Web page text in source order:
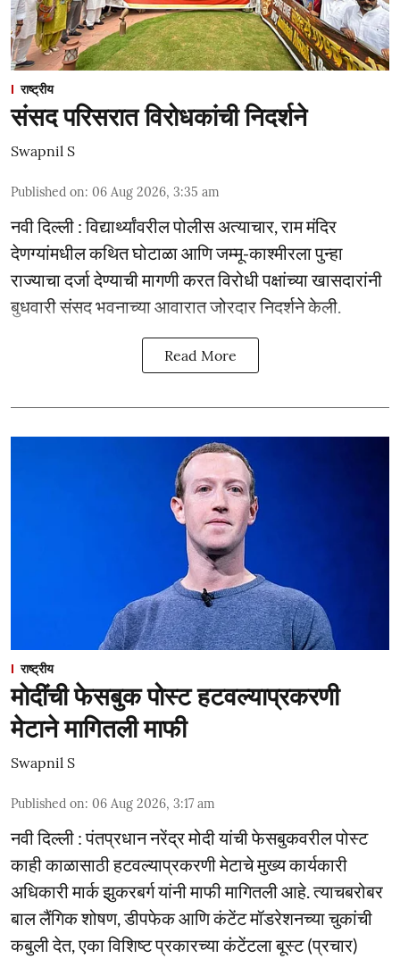
राष्ट्रीय
संसद परिसरात विरोधकांची निदर्शने
Swapnil S
Published on: 06 Aug 2026, 3:35 am
नवी दिल्ली : विद्यार्थ्यांवरील पोलीस अत्याचार, राम मंदिर
देणग्यांमधील कथित घोटाळा आणि जम्मू-काश्मीरला पुन्हा
राज्याचा दर्जा देण्याची मागणी करत विरोधी पक्षांच्या खासदारांनी
बुधवारी संसद भवनाच्या आवारात जोरदार निदर्शने केली.
Read More
राष्ट्रीय
मोदींची फेसबुक पोस्ट हटवल्याप्रकरणी
मेटाने मागितली माफी
Swapnil S
Published on: 06 Aug 2026, 3:17 am
नवी दिल्ली : पंतप्रधान नरेंद्र मोदी यांची फेसबुकवरील पोस्ट
काही काळासाठी हटवल्याप्रकरणी मेटाचे मुख्य कार्यकारी
अधिकारी मार्क झुकरबर्ग यांनी माफी मागितली आहे. त्याचबरोबर
बाल लैंगिक शोषण, डीपफेक आणि कंटेंट मॉडरेशनच्या चुकांची
कबुली देत, एका विशिष्ट प्रकारच्या कंटेंटला बूस्ट (प्रचार)